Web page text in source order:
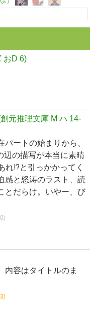
おD 6)
元推理文庫 M ハ 14-
ートの始まりから、
辺の描写が本当に素晴
れ⁉︎と引っかかってく
感と怒涛のラスト、読
とだらけ。いやー、び
0)
内容はタイトルのま
3)